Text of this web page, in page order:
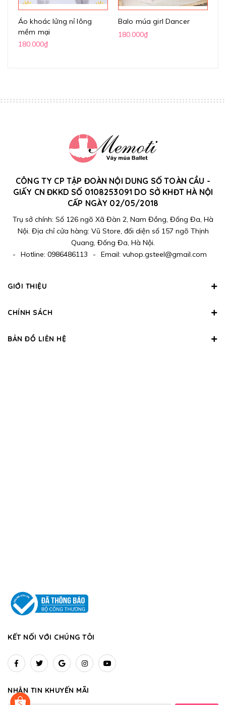
Áo khoác lửng nỉ lông
mềm mại
180.000₫
Balo múa girl Dancer
180.000₫
CÔNG TY CP TẬP ĐOÀN NỘI DUNG SỐ TOÀN CẦU -
GIẤY CN ĐKKD SỐ 0108253091 DO SỞ KHĐT HÀ NỘI
CẤP NGÀY 02/05/2018
Trụ sở chính: Số 126 ngõ Xã Đàn 2, Nam Đồng, Đống Đa, Hà
Nội. Địa chỉ cửa hàng: Vũ Store, đối diện số 157 ngõ Thịnh
Quang, Đống Đa, Hà Nội.
-
Hotline: 0986486113 - Email: vuhop.gsteel@gmail.com
GIỚI THIỆU
CHÍNH SÁCH
BẢN ĐỒ LIÊN HỆ
KẾT NỐI VỚI CHÚNG TÔI
NHẬN TIN KHUYẾN MÃI